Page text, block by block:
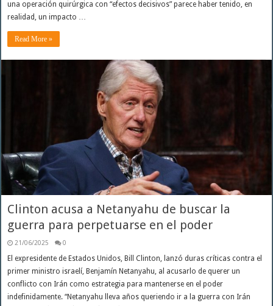
una operación quirúrgica con “efectos decisivos” parece haber tenido, en
realidad, un impacto …
Read More »
Clinton acusa a Netanyahu de buscar la
guerra para perpetuarse en el poder
21/06/2025 0
El expresidente de Estados Unidos, Bill Clinton, lanzó duras críticas contra el
primer ministro israelí, Benjamín Netanyahu, al acusarlo de querer un
conflicto con Irán como estrategia para mantenerse en el poder
indefinidamente. “Netanyahu lleva años queriendo ir a la guerra con Irán